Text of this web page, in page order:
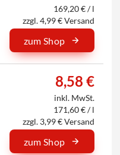
169,20 € / l
zzgl. 4,99 € Versand
zum Shop
8,58 €
inkl. MwSt.
171,60 € / l
zzgl. 3,99 € Versand
zum Shop